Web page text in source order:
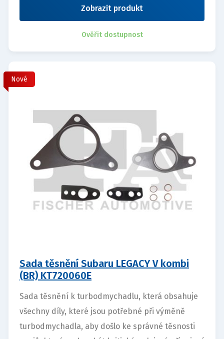
Zobrazit produkt
Ověřit dostupnost
Nové
Sada těsnění Subaru LEGACY V kombi
(BR) KT720060E
Sada těsnění k turbodmychadlu, která obsahuje
všechny díly, které jsou potřebné při výměně
turbodmychadla, aby došlo ke správné těsnosti